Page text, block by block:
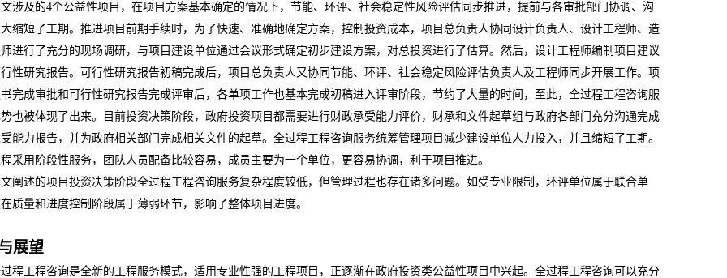
涉及的4个公益性项目，在项目方案基本确定的情况下，节能、环评、社会稳定性风险评估同步推进，提前与各审批部门协调、沟
缩短了工期。推进项目前期手续时，为了快速、准确地确定方案，控制投资成本，项目总负责人协同设计负责人、设计工程师、造
进行了充分的现场调研，与项目建设单位通过会议形式确定初步建设方案，对总投资进行了估算。然后，设计工程师编制项目建议
性研究报告。可行性研究报告初稿完成后，项目总负责人又协同节能、环评、社会稳定风险评估负责人及工程师同步开展工作。项
完成审批和可行性研究报告完成评审后，各单项工作也基本完成初稿进入评审阶段，节约了大量的时间，至此，全过程工程咨询服
也被体现了出来。目前投资决策阶段，政府投资项目都需要进行财政承受能力评价，财承和文件起草组与政府各部门充分沟通完成
能力报告，并为政府相关部门完成相关文件的起草。全过程工程咨询服务统筹管理项目减少建设单位人力投入，并且缩短了工期。
采用阶段性服务，团队人员配备比较容易，成员主要为一个单位，更容易协调，利于项目推进。
阐述的项目投资决策阶段全过程工程咨询服务复杂程度较低，但管理过程也存在诸多问题。如受专业限制，环评单位属于联合单
质量和进度控制阶段属于薄弱环节，影响了整体项目进度。
展望
程工程咨询是全新的工程服务模式，适用专业性强的工程项目，正逐渐在政府投资类公益性项目中兴起。全过程工程咨询可以充分